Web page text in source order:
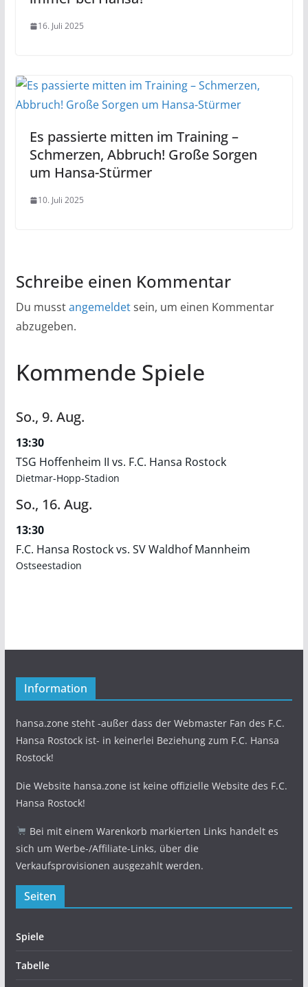
16. Juli 2025
Es passierte mitten im Training –
Schmerzen, Abbruch! Große Sorgen
um Hansa-Stürmer
10. Juli 2025
Schreibe einen Kommentar
Du musstangemeldetsein, um einen Kommentar
abzugeben.
Kommende Spiele
So., 9. Aug.
13:30
TSG Hoffenheim II vs. F.C. Hansa Rostock
Dietmar-Hopp-Stadion
So., 16. Aug.
13:30
F.C. Hansa Rostock vs. SV Waldhof Mannheim
Ostseestadion
Information
hansa.zone steht -außer dass der Webmaster Fan des F.C.
Hansa Rostock ist- in keinerlei Beziehung zum F.C. Hansa
Rostock!
Die Website hansa.zone ist keine offizielle Website des F.C.
Hansa Rostock!
Bei mit einem Warenkorb markierten Links handelt es
sich um Werbe-/Affiliate-Links, über die
Verkaufsprovisionen ausgezahlt werden.
Seiten
Spiele
Tabelle